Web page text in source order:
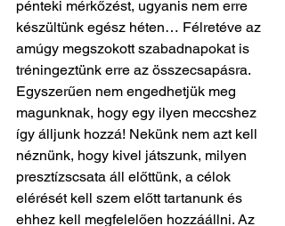
pénteki mérkőzést, ugyanis nem erre
készültünk egész héten… Félretéve az
amúgy megszokott szabadnapokat is
tréningeztünk erre az összecsapásra.
Egyszerűen nem engedhetjük meg
magunknak, hogy egy ilyen meccshez
így álljunk hozzá! Nekünk nem azt kell
néznünk, hogy kivel játszunk, milyen
presztízscsata áll előttünk, a célok
elérését kell szem előtt tartanunk és
ehhez kell megfelelően hozzáállni. Az